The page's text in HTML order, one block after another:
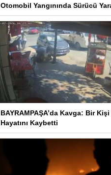
Otomobil Yangınında Sürücü
BAYRAMPAŞA’da Kavga: Bir Kişi
Hayatını Kaybetti